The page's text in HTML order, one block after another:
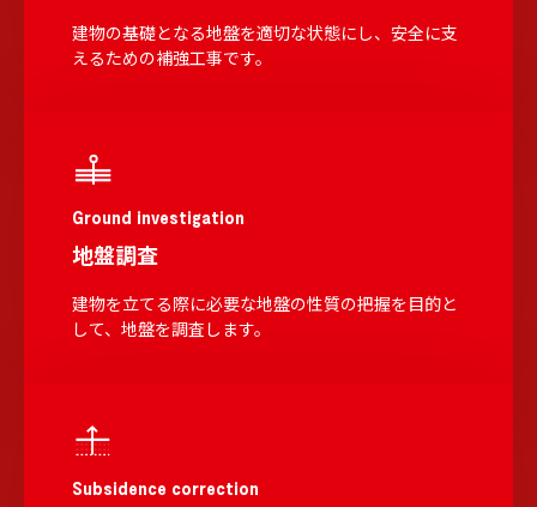
建物の基礎となる地盤を適切な状態にし、安全に支
えるための補強工事です。
Ground investigation
地盤調査
建物を立てる際に必要な地盤の性質の把握を目的と
して、地盤を調査します。
Subsidence correction